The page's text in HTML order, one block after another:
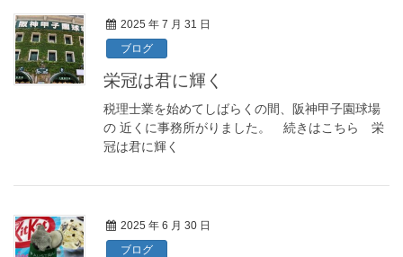
2025 年 7 月 31 日
ブログ
栄冠は君に輝く
税理士業を始めてしばらくの間、阪神甲子園球場
の 近くに事務所がりました。 続きはこちら 栄
冠は君に輝く
2025 年 6 月 30 日
ブログ